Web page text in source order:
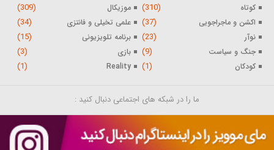
کوتاه (310) موزیکال (309)
اکشن و ماجراجویی (37) علمی تخیلی و فانتزی (34)
نوآر (23) برنامه تلویزیونی (15)
جنگ و سیاست (9) بازی (3)
کودکان (1)
Reality
(1)
ما را در شبکه های اجتماعی دنبال کنید :